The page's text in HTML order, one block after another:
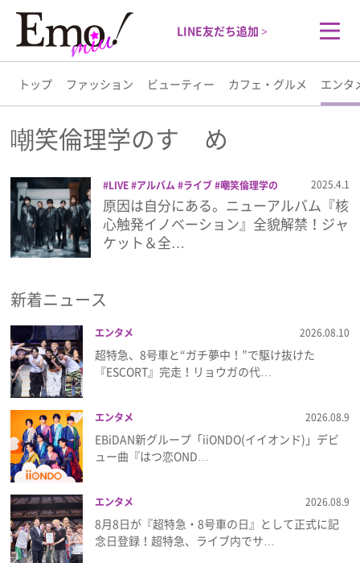
LINE友だち追加 >
トップ ファッション ビューティー カフェ・グルメ エンタ
トップ
ファッション
ビューティー
カフェ・グルメ
エンタメ
ライフスタイル
プレゼント
インタビュー
フィルム
Emoメン
嘲笑倫理学のすゝめ
LIVE アルバム ライブ 嘲笑倫理学の
すゝめ 核心触発イノベーション 音楽
2025.4.1
原因は自分にある。ニューアルバム『核
心触発イノベーション』全貌解禁！ジャ
ケット＆全…
新着ニュース
エンタメ 2026.08.10
超特急、8号車と“ガチ夢中！”で駆け抜けた
『ESCORT』完走！リョウガの代…
エンタメ 2026.08.9
EBiDAN新グループ「iiONDO(イイオンド)」デビ
ュー曲『はつ恋OND…
エンタメ 2026.08.9
8月8日が『超特急・8号車の日』として正式に記
念日登録！超特急、ライブ内でサ…